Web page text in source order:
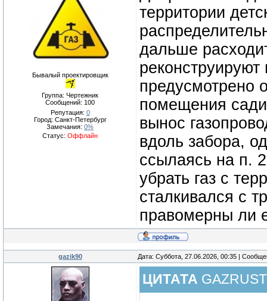
Бывалый проектировщик
Группа: Чертежник
Сообщений: 100
Репутация: 0
Город: Санкт-Петербург
Замечания: 0%
Статус: Оффлайн
территории
дальше
предусмотрено
помещения
вынос
вдоль забора,
ссылаясь на п.
убрать газ с
сталкивался с
правомерны ли
gazik90 Дата: Суббота, 27.06.2026, 00:35 |
ЦИТАТА GAZRUST